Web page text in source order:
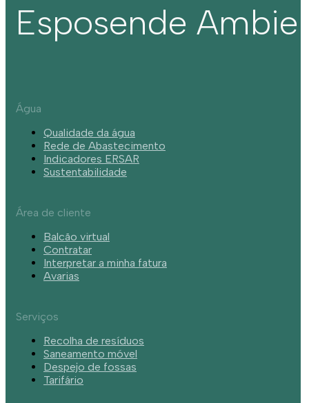
Esposende
Água
Qualidade da água
Rede de Abastecimento
Indicadores ERSAR
Sustentabilidade
Área de cliente
Balcão virtual
Contratar
Interpretar a minha fatura
Avarias
Serviços
Recolha de resíduos
Saneamento móvel
Despejo de fossas
Tarifário